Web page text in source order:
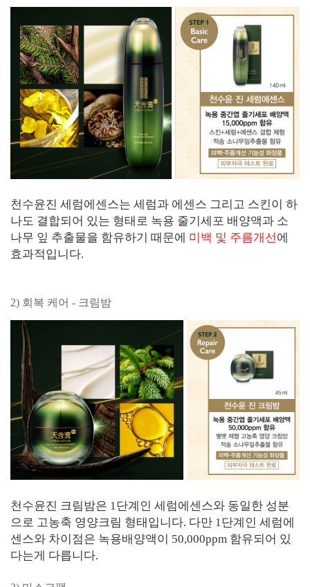
천수윤진 세럼에센스는 세럼과 에센스 그리고 스킨이 하
나도 결합되어 있는 형태로 녹용 줄기세포 배양액과 소
나무 잎 추출물을 함유하기 때문에 미백 및 주름개선에
효과적입니다.
2) 회복 케어 - 크림밤
천수윤진 크림밤은 1단계인 세럼에센스와 동일한 성분
으로 고농축 영양크림 형태입니다. 다만 1단계인 세럼에
센스와 차이점은 녹용배양액이 50,000ppm 함유되어 있
다는게 다릅니다.